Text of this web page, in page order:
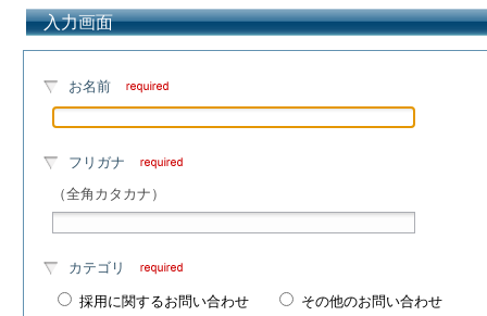
入力画面
お名前
フリガナ
（全角カタカナ）
カテゴリ
採用に関するお問い合わせ その他のお問い合わせ